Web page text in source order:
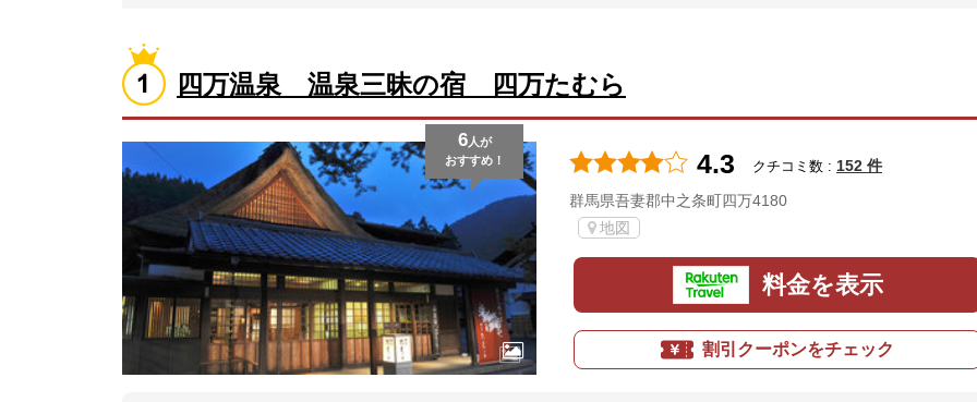
四万温泉 温泉三昧の宿 四万たむら
6人が
おすすめ！
4.3 クチコミ数 : 152 件
群馬県吾妻郡中之条町四万4180
地図
料金を表示
割引クーポンをチェック